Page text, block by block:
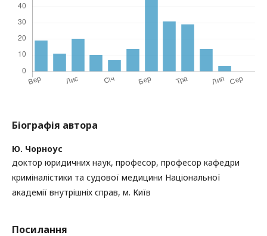
Біографія автора
Ю. Чорноус
доктор юридичних наук, професор, професор кафедри
криміналістики та судової медицини Національної
академії внутрішніх справ, м. Київ
Посилання